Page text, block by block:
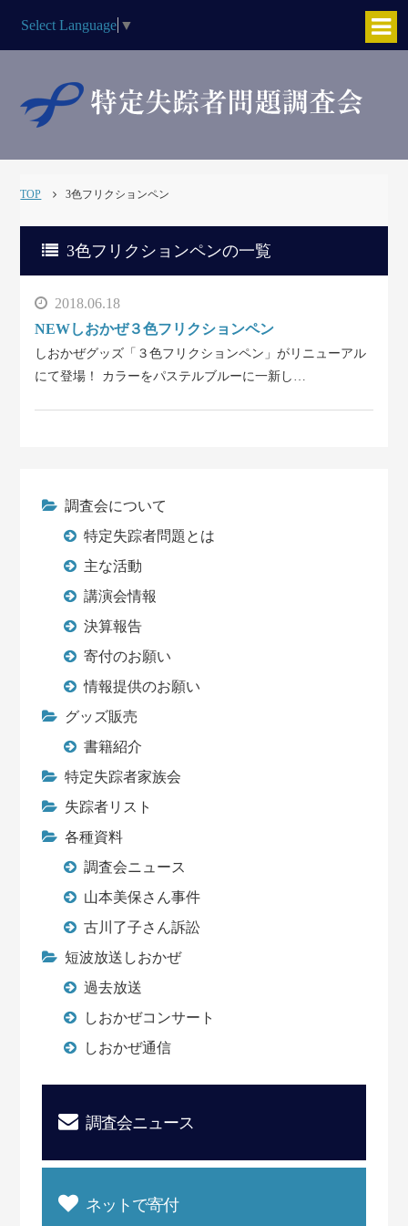
Select Language ▼
TOP 3色フリクションペン
3色フリクションペンの一覧
2018.06.18
NEWしおかぜ３色フリクションペン
しおかぜグッズ「３色フリクションペン」がリニューアル
にて登場！ カラーをパステルブルーに一新し…
調査会について
特定失踪者問題とは
主な活動
講演会情報
決算報告
寄付のお願い
情報提供のお願い
グッズ販売
書籍紹介
特定失踪者家族会
失踪者リスト
各種資料
調査会ニュース
山本美保さん事件
古川了子さん訴訟
短波放送しおかぜ
過去放送
しおかぜコンサート
しおかぜ通信
調査会ニュース
ネットで寄付